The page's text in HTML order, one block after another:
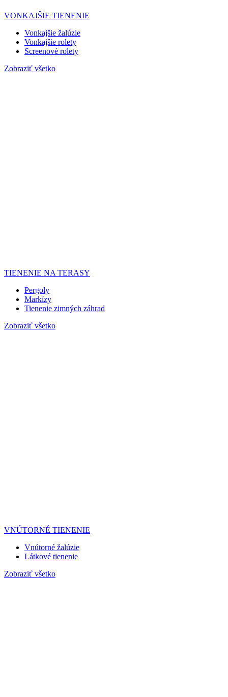
VONKAJŠIE TIENENIE
Vonkajšie žalúzie
Vonkajšie rolety
Screenové rolety
Zobraziť všetko
TIENENIE NA TERASY
Pergoly
Markízy
Tienenie zimných záhrad
Zobraziť všetko
VNÚTORNÉ TIENENIE
Vnútorné žalúzie
Látkové tienenie
Zobraziť všetko